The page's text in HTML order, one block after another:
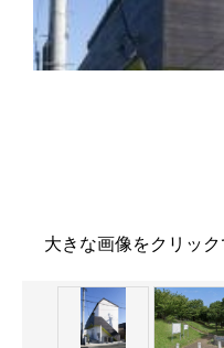
大きな画像をクリッ